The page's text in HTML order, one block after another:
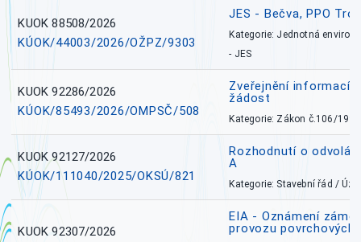
KUOK 88508/2026
KÚOK/44003/2026/OŽPZ/9303
JES - Bečva, PPO
Kategorie: Jednotná
- JES
KUOK 92286/2026
KÚOK/85493/2026/OMPSČ/508
Zveřejnění informací
žádost
Kategorie: Zákon č.106/1999
KUOK 92127/2026
KÚOK/111040/2025/OKSÚ/821
Rozhodnutí o
A
Kategorie: Stavební řád /
KUOK 92307/2026
EIA - Oznámení
provozu povrchových